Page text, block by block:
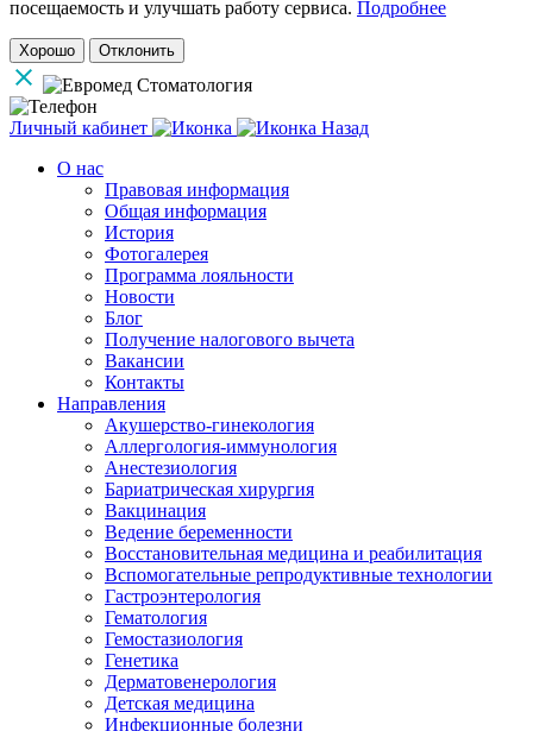
посещаемость и улучшать работу сервиса. Подробнее
Хорошо Отклонить
Личный кабинет
Назад
О нас
Правовая информация
Общая информация
История
Фотогалерея
Программа лояльности
Новости
Блог
Получение налогового вычета
Вакансии
Контакты
Направления
Акушерство-гинекология
Аллергология-иммунология
Анестезиология
Бариатрическая хирургия
Вакцинация
Ведение беременности
Восстановительная медицина и реабилитация
Вспомогательные репродуктивные технологии
Гастроэнтерология
Гематология
Гемостазиология
Генетика
Дерматовенерология
Детская медицина
Инфекционные болезни